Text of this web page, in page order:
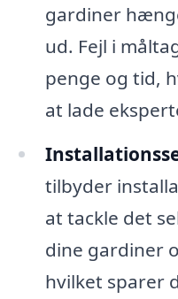
gardiner
ud. Fejl i
penge og tid,
at lade
tilbyder
at tackle det
dine gardiner
hvilket sparer